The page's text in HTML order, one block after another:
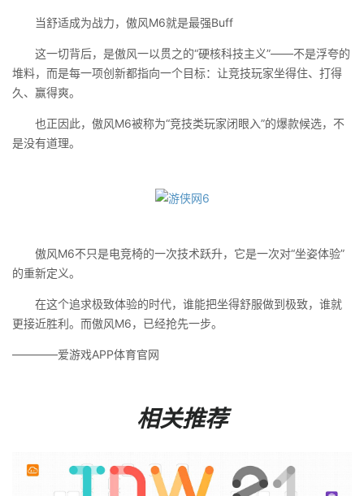
当舒适成为战力，傲风M6就是最强Buff
这一切背后，是傲风一以贯之的“硬核科技主义”——不是浮夸的
堆料，而是每一项创新都指向一个目标：让竞技玩家坐得住、打得
久、赢得爽。
也正因此，傲风M6被称为“竞技类玩家闭眼入”的爆款候选，不
是没有道理。
傲风M6不只是电竞椅的一次技术跃升，它是一次对“坐姿体验”
的重新定义。
在这个追求极致体验的时代，谁能把坐得舒服做到极致，谁就
更接近胜利。而傲风M6，已经抢先一步。
————爱游戏APP体育官网
相关推荐